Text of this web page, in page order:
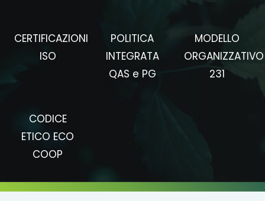
CERTIFICAZIONI
ISO
POLITICA
INTEGRATA
QAS e PG
MODELLO
ORGANIZZATIVO
231
CODICE
ETICO ECO
COOP